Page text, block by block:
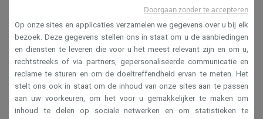
Verkoopsvoorwaarden
Privacy
Disclaimer
Cookies
Op onze sites en applicaties verzamelen we gegevens over u bij elk
bezoek. Deze gegevens stellen ons in staat om u de aanbiedingen
en diensten te leveren die voor u het meest relevant zijn en om u,
rechtstreeks of via partners, gepersonaliseerde communicatie en
reclame te sturen en om de doeltreffendheid ervan te meten. Het
stelt ons ook in staat om de inhoud van onze sites aan te passen
aan uw voorkeuren, om het voor u gemakkelijker te maken om
inhoud te delen op sociale netwerken en om statistieken te
Doorgaan zonder te accepteren